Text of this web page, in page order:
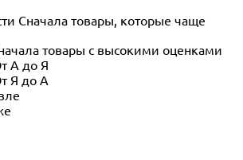
Сначала товары, которые чаще
товары с высокими оценками
А до Я
Я до А